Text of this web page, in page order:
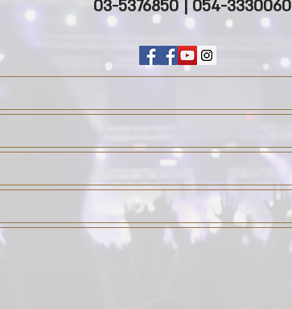
054-3330060 | 03-5376850